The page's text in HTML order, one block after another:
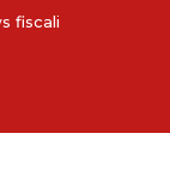
fiscali